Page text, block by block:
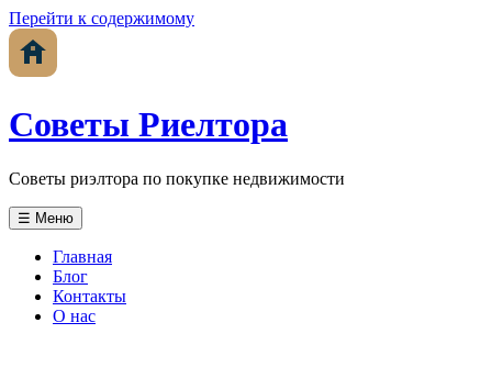
Перейти к содержимому
Советы Риелтора
Советы риэлтора по покупке недвижимости
☰ Меню
Главная
Блог
Контакты
О нас